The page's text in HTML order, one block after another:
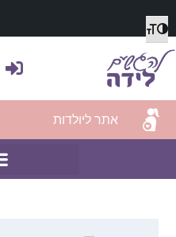
הפעל/כבה ניגודיות גבוהה
מתג גודל גופן
אתר ליולדות